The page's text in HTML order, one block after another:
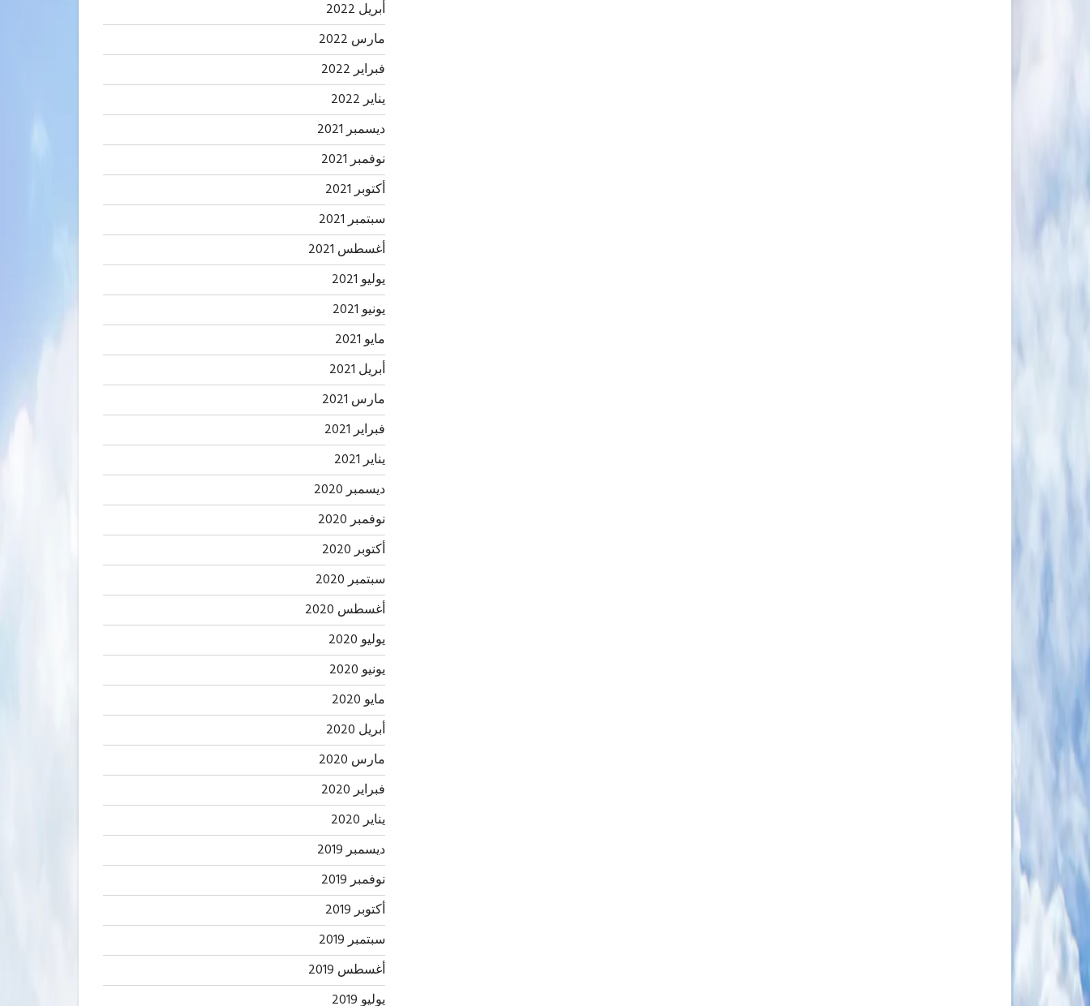
أبريل 2022
مارس 2022
فبراير 2022
يناير 2022
ديسمبر 2021
نوفمبر 2021
أكتوبر 2021
سبتمبر 2021
أغسطس 2021
يوليو 2021
يونيو 2021
مايو 2021
أبريل 2021
مارس 2021
فبراير 2021
يناير 2021
ديسمبر 2020
نوفمبر 2020
أكتوبر 2020
سبتمبر 2020
أغسطس 2020
يوليو 2020
يونيو 2020
مايو 2020
أبريل 2020
مارس 2020
فبراير 2020
يناير 2020
ديسمبر 2019
نوفمبر 2019
أكتوبر 2019
سبتمبر 2019
أغسطس 2019
يوليو 2019